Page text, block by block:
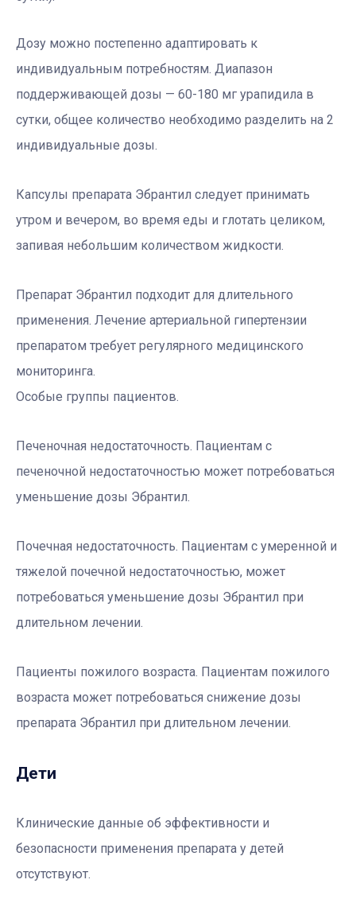
Дозу можно постепенно адаптировать к
индивидуальным потребностям. Диапазон
поддерживающей дозы — 60-180 мг урапидила в
сутки, общее количество необходимо разделить на 2
индивидуальные дозы.
Капсулы препарата Эбрантил следует принимать
утром и вечером, во время еды и глотать целиком,
запивая небольшим количеством жидкости.
Препарат Эбрантил подходит для длительного
применения. Лечение артериальной гипертензии
препаратом требует регулярного медицинского
мониторинга.
Особые группы пациентов.
Печеночная недостаточность. Пациентам с
печеночной недостаточностью может потребоваться
уменьшение дозы Эбрантил.
Почечная недостаточность. Пациентам с умеренной и
тяжелой почечной недостаточностью, может
потребоваться уменьшение дозы Эбрантил при
длительном лечении.
Пациенты пожилого возраста. Пациентам пожилого
возраста может потребоваться снижение дозы
препарата Эбрантил при длительном лечении.
Дети
Клинические данные об эффективности и
безопасности применения препарата у детей
отсутствуют.